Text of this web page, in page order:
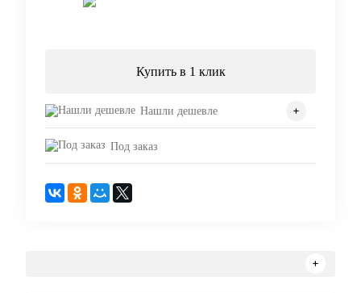
Купить в 1 клик
Нашли дешевле
Под заказ